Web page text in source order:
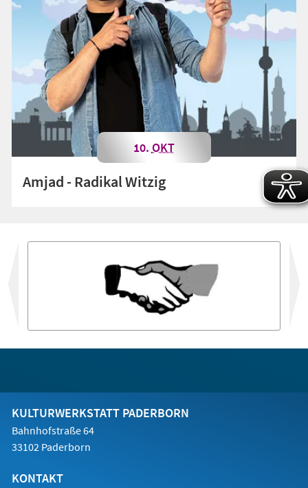
Amjad - Radikal Witzig
10. OKT
KULTURWERKSTATT PADERBORN
Bahnhofstraße 64
33102 Paderborn
KONTAKT